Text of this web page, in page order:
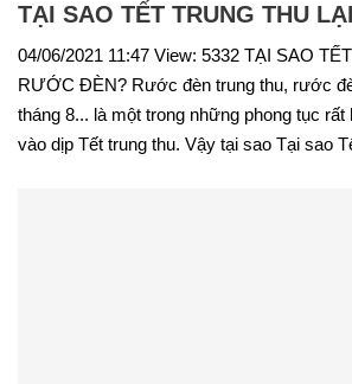
TẠI SAO TẾT TRUNG THU
04/06/2021 11:47 View: 5332 TẠI SAO
RƯỚC ĐÈN? Rước đèn trung thu, rước
tháng 8... là một trong những phong tục
vào dịp Tết trung thu. Vậy tại sao Tại sao